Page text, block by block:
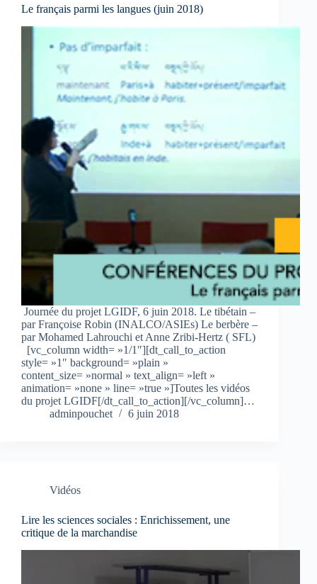
Le français parmi les langues (juin 2018)
Journée du projet LGIDF, 6 juin 2018. Le tibétain –
par Françoise Robin (INALCO/ASIEs) Le berbère –
par Mohamed Lahrouchi et Anne Zribi-Hertz ( SFL)
[vc_column width= »1/1″][dt_call_to_action
style= »1″ background= »plain »
content_size= »normal » text_align= »left »
animation= »none » line= »true »]Toutes les vidéos
du projet LGIDF[/dt_call_to_action][/vc_column]…
adminpouchet
6 juin 2018
Vidéos
Lire les sciences sociales : Enrichissement, une
critique de la marchandise